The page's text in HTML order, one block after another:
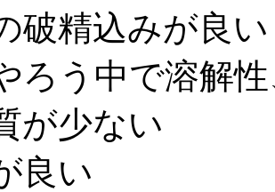
破精込みが良い
ろう中で溶解
が少ない
良い